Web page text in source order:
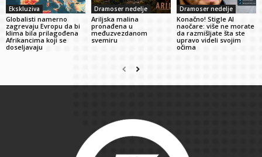
Ekskluziva
Globalisti namerno
zagrevaju Evropu da bi
klima bila prilagođena
Afrikancima koji se
doseljavaju
Dramoser nedelje
Ariljska malina
pronađena u
međuzvezdanom
svemiru
Dramoser nedelje
Konačno! Stigle AI
naočare: više ne morate
da razmišljate šta ste
upravo videli svojim
očima